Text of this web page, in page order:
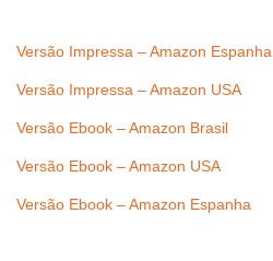
Versão Impressa – Amazon Espanha
Versão Impressa – Amazon USA
Versão Ebook – Amazon Brasil
Versão Ebook – Amazon USA
Versão Ebook – Amazon Espanha